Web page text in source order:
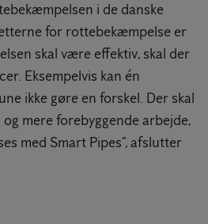
i de danske
for rottebekæmpelse er
skal være effektiv, skal der
Eksempelvis kan én
ikke gøre en forskel. Der skal
mere forebyggende arbejde,
med Smart Pipes”, afslutter